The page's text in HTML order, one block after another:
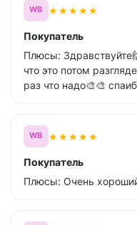
WB ★★★★★
Покупатель
Плюсы:
что это потом
раз что надо🎨🎨
WB ★★★★★
Покупатель
Плюсы: Очень